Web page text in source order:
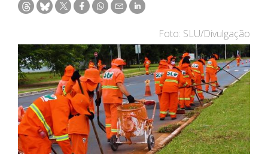
Foto: SLU/Divulgação